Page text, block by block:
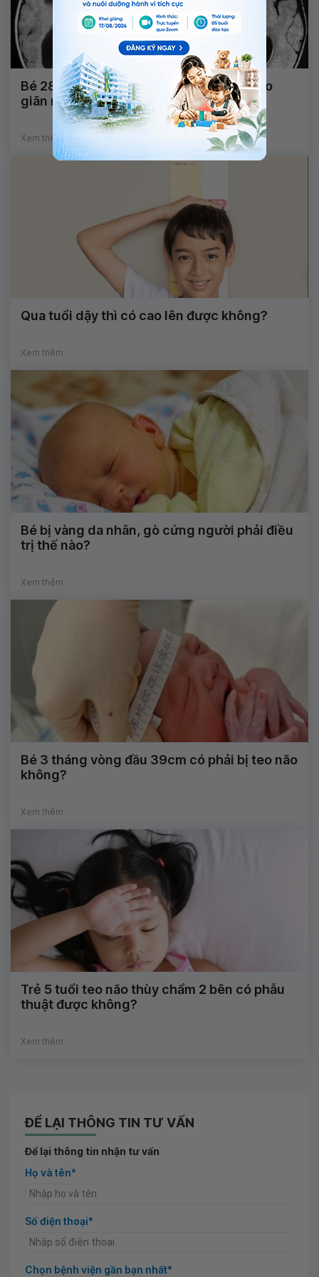
Bé 28 tháng chưa nói và đi đứng được do
giãn não thất nên điều trị thế nào?
Xem thêm
Qua tuổi dậy thì có cao lên được không?
Xem thêm
Bé bị vàng da nhân, gò cứng người phải điều
trị thế nào?
Xem thêm
Bé 3 tháng vòng đầu 39cm có phải bị teo não
không?
Xem thêm
Trẻ 5 tuổi teo não thùy chẩm 2 bên có phẫu
thuật được không?
Xem thêm
ĐỂ LẠI THÔNG TIN TƯ VẤN
Để lại thông tin nhận tư vấn
Họ và tên*
Số điện thoại*
Chọn bệnh viện gần bạn nhất*